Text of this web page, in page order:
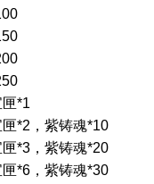
匣*1
匣*2 ，紫铸魂*10
匣*3 ，紫铸魂*20
匣*6 ，紫铸魂*30